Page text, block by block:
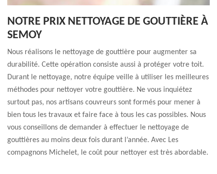
NOTRE PRIX NETTOYAGE DE GOUTTIÈRE À
SEMOY
Nous réalisons le nettoyage de gouttière pour augmenter sa
durabilité. Cette opération consiste aussi à protéger votre toit.
Durant le nettoyage, notre équipe veille à utiliser les meilleures
méthodes pour nettoyer votre gouttière. Ne vous inquiétez
surtout pas, nos artisans couvreurs sont formés pour mener à
bien tous les travaux et faire face à tous les cas possibles. Nous
vous conseillons de demander à effectuer le nettoyage de
gouttières au moins deux fois durant l’année. Avec Les
compagnons Michelet, le coût pour nettoyer est très abordable.